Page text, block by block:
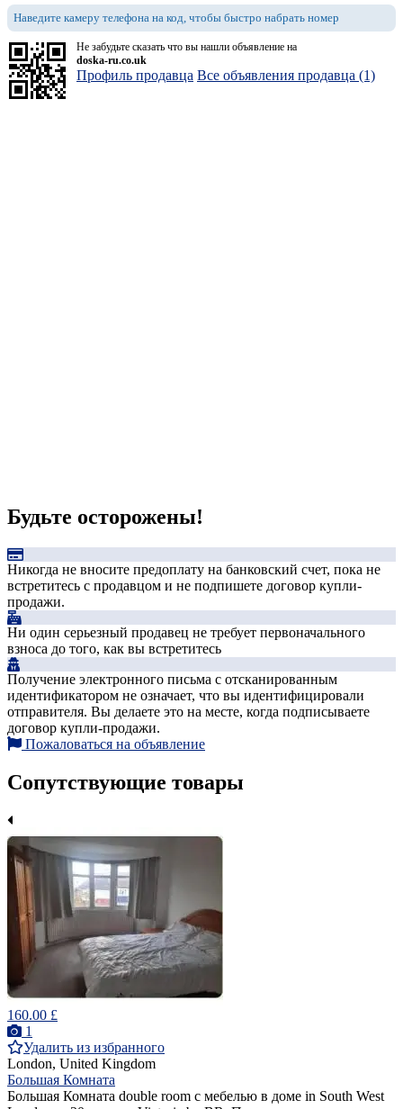
Наведите камеру телефона на код, чтобы быстро набрать номер
Не забудьте сказать что вы нашли объявление на
doska-ru.co.uk
Профиль продавца Все объявления продавца (1)
Будьте осторожены!
Никогда не вносите предоплату на банковский счет, пока не
встретитесь с продавцом и не подпишете договор купли-
продажи.
Ни один серьезный продавец не требует первоначального
взноса до того, как вы встретитесь
Получение электронного письма с отсканированным
идентификатором не означает, что вы идентифицировали
отправителя. Вы делаете это на месте, когда подписываете
договор купли-продажи.
Пожаловаться на объявление
Сопутствующие товары
160.00 £
1
Удалить из избранного
London, United Kingdom
Большая Комната
Большая Комната double room с мебелью в доме in South West